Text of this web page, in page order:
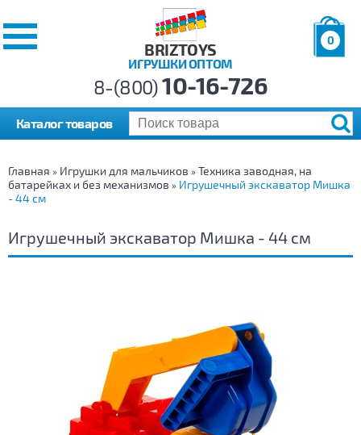
BRIZTOYS
ИГРУШКИ ОПТОМ
0
р.
8-(800)10-16-726
Каталог товаров
Главная » Игрушки для мальчиков » Техника заводная, на
батарейках и без механизмов » Игрушечный экскаватор Мишка
- 44 см
Игрушечный экскаватор Мишка - 44 см